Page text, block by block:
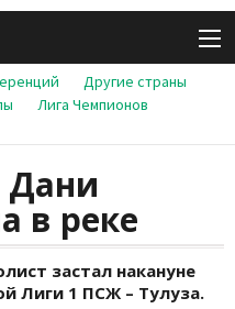
Другие страны
Лига Чемпионов
Дани
в реке
застал накануне
Лиги 1 ПСЖ – Тулуза.